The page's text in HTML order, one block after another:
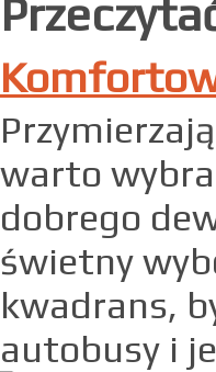
warto
dobrego
świetny
kwadrans,
autobusy i